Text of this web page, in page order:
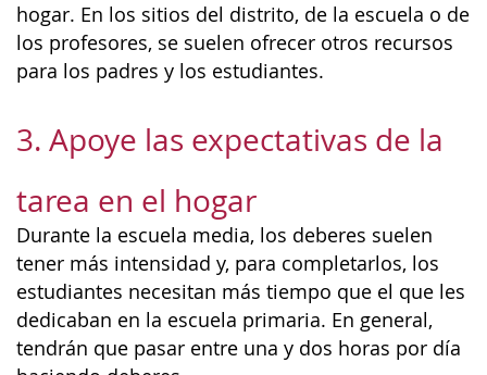
hogar. En los sitios del distrito, de la escuela o de
los profesores, se suelen ofrecer otros recursos
para los padres y los estudiantes.
3. Apoye las expectativas de la
tarea en el hogar
Durante la escuela media, los deberes suelen
tener más intensidad y, para completarlos, los
estudiantes necesitan más tiempo que el que les
dedicaban en la escuela primaria. En general,
tendrán que pasar entre una y dos horas por día